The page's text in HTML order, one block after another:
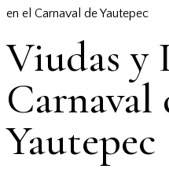
en el Carnaval de Yautepec
Viudas y
Carnaval
Yautepec